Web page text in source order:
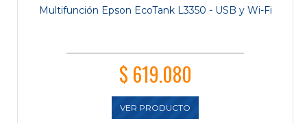
Multifunción Epson EcoTank L3350 - USB y Wi-Fi
$ 619.080
VER PRODUCTO